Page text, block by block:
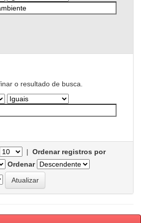
o resultado de busca.
| Ordenar registros por
Ordenar